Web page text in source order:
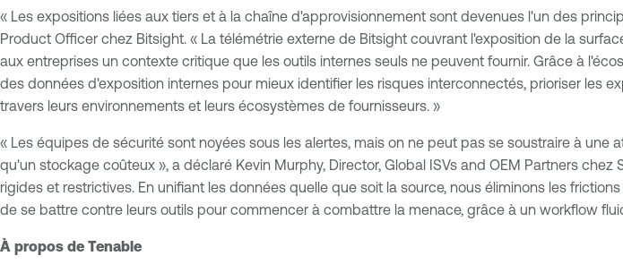
« Les expositions liées aux tiers et à la chaîne d'approvisionnement sont devenues l'un des
Product Officer chez Bitsight. « La télémétrie externe de Bitsight couvrant l'exposition de la
aux entreprises un contexte critique que les outils internes seuls ne peuvent fournir. Grâce à
des données d'exposition internes pour mieux identifier les risques interconnectés, prioriser les
travers leurs environnements et leurs écosystèmes de fournisseurs. »
« Les équipes de sécurité sont noyées sous les alertes, mais on ne peut pas se soustraire à
qu'un stockage coûteux », a déclaré Kevin Murphy, Director, Global ISVs and OEM Partners chez
rigides et restrictives. En unifiant les données quelle que soit la source, nous éliminons les
de se battre contre leurs outils pour commencer à combattre la menace, grâce à un workflow
À propos de Tenable